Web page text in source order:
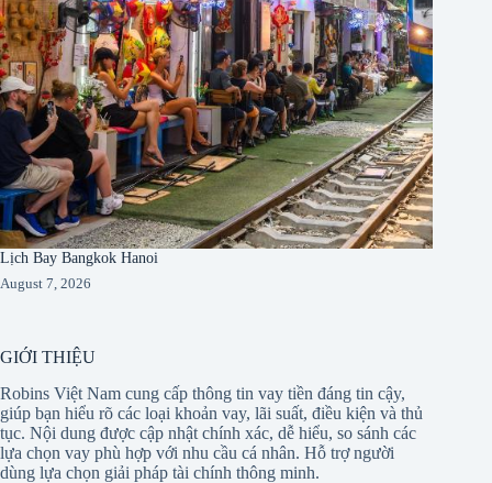
Lịch Bay Bangkok Hanoi
August 7, 2026
GIỚI THIỆU
Robins Việt Nam cung cấp thông tin vay tiền đáng tin cậy,
giúp bạn hiểu rõ các loại khoản vay, lãi suất, điều kiện và thủ
tục. Nội dung được cập nhật chính xác, dễ hiểu, so sánh các
lựa chọn vay phù hợp với nhu cầu cá nhân. Hỗ trợ người
dùng lựa chọn giải pháp tài chính thông minh.